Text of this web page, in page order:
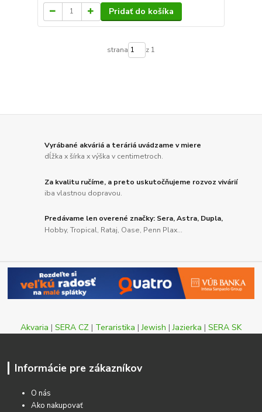
Pridať do košíka
strana z 1
Vyrábané akváriá a teráriá uvádzame v miere
dĺžka x šírka x výška v centimetroch.
Za kvalitu ručíme, a preto uskutočňujeme rozvoz vivárií
iba vlastnou dopravou.
Predávame len overené značky: Sera, Astra, Dupla,
Hobby, Tropical, Rataj, Oase, Penn Plax...
Akvaria | SERA CZ | Teraristika |Jewish |Jazierka | SERA SK
Informácie pre zákazníkov
O nás
Ako nakupovať